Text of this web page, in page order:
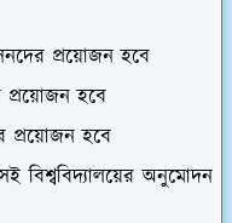
প্রয়োজন হবে
প্রয়োজন হবে
প্রয়োজন হবে
বিশ্ববিদ্যালয়ের অনুমোদন